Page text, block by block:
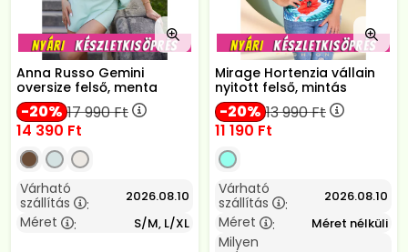
Anna Russo Gemini
oversize felső, menta
20 17 990Ft
14 390 Ft
Várható
szállítás
: 2026.08.10
Méret : S/M, L/XL
Mirage Hortenzia vállain
nyitott felső, mintás
20 13 990Ft
11 190 Ft
Várható
szállítás
: 2026.08.10
Méret : Méret nélküli
Milyen